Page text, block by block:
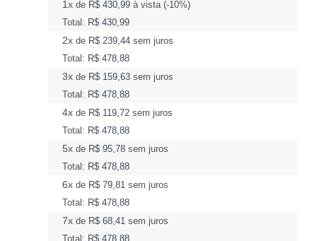
1x de R$ 430,99 à vista (-10%)
Total: R$ 430,99
2x de R$ 239,44 sem juros
Total: R$ 478,88
3x de R$ 159,63 sem juros
Total: R$ 478,88
4x de R$ 119,72 sem juros
Total: R$ 478,88
5x de R$ 95,78 sem juros
Total: R$ 478,88
6x de R$ 79,81 sem juros
Total: R$ 478,88
7x de R$ 68,41 sem juros
Total: R$ 478,88